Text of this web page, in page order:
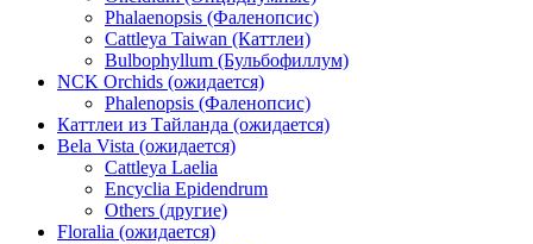
Phalaenopsis (Фаленопсис)
Cattleya Taiwan (Каттлеи)
Bulbophyllum (Бульбофиллум)
NCK Orchids (ожидается)
Phalenopsis (Фаленопсис)
Каттлеи из Тайланда (ожидается)
Bela Vista (ожидается)
Cattleya Laelia
Encyclia Epidendrum
Others (другие)
Floralia (ожидается)